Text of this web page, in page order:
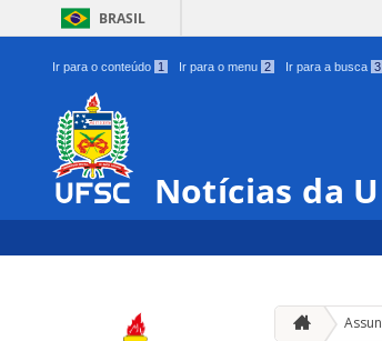
BRASIL
Ir para o conteúdo 1 Ir para o menu 2 Ir para a busca 3
Notícias da